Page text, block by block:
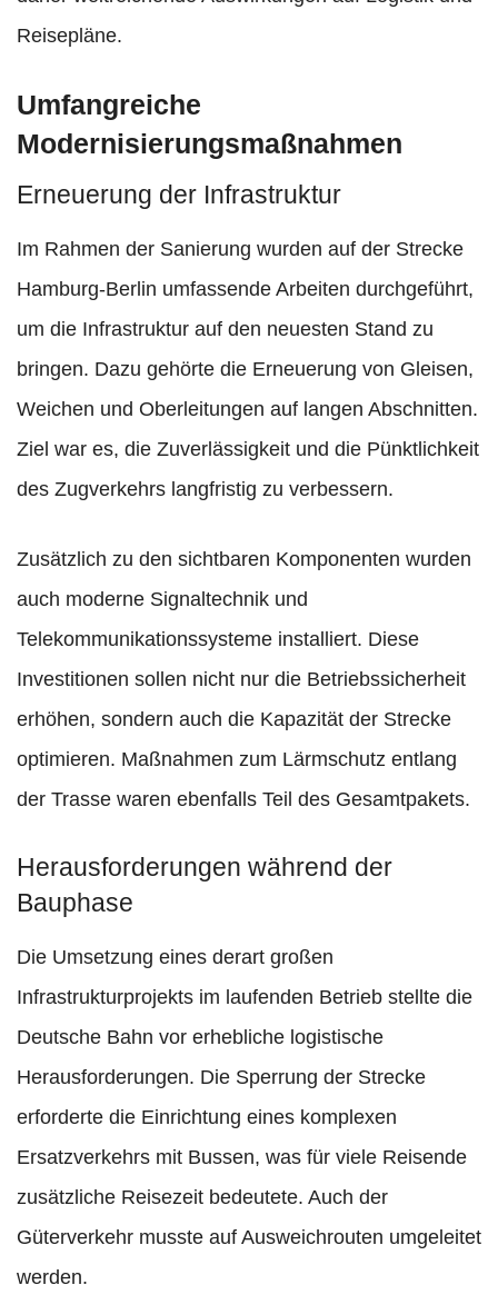
Reisepläne.
Umfangreiche
Modernisierungsmaßnahmen
Erneuerung der Infrastruktur
Im Rahmen der Sanierung wurden auf der Strecke
Hamburg-Berlin umfassende Arbeiten durchgeführt,
um die Infrastruktur auf den neuesten Stand zu
bringen. Dazu gehörte die Erneuerung von Gleisen,
Weichen und Oberleitungen auf langen Abschnitten.
Ziel war es, die Zuverlässigkeit und die Pünktlichkeit
des Zugverkehrs langfristig zu verbessern.
Zusätzlich zu den sichtbaren Komponenten wurden
auch moderne Signaltechnik und
Telekommunikationssysteme installiert. Diese
Investitionen sollen nicht nur die Betriebssicherheit
erhöhen, sondern auch die Kapazität der Strecke
optimieren. Maßnahmen zum Lärmschutz entlang
der Trasse waren ebenfalls Teil des Gesamtpakets.
Herausforderungen während der
Bauphase
Die Umsetzung eines derart großen
Infrastrukturprojekts im laufenden Betrieb stellte die
Deutsche Bahn vor erhebliche logistische
Herausforderungen. Die Sperrung der Strecke
erforderte die Einrichtung eines komplexen
Ersatzverkehrs mit Bussen, was für viele Reisende
zusätzliche Reisezeit bedeutete. Auch der
Güterverkehr musste auf Ausweichrouten umgeleitet
werden.